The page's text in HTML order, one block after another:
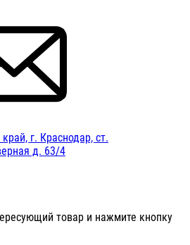
г. Краснодар, ст.
д. 63/4
товар и нажмите кнопку